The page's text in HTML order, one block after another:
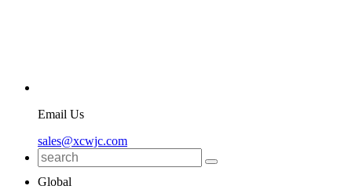
Email Us
sales@xcwjc.com
Global